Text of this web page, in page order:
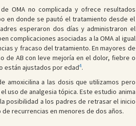
OMA no complicada y ofrece resultados
en donde se pautó el tratamiento desde el
esperaron dos días y administraron el
complicaciones asociadas a la OMA al igual
y fracaso del tratamiento. En mayores de
de AB con leve mejoría en el dolor, fiebre o
están ajustados por edad4.
amoxicilina a las dosis que utilizamos pero
uso de analgesia tópica. Este estudio anima
posibilidad a los padres de retrasar el inicio
recurrencias en menores de dos años.